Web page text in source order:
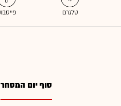
סוף יום המסחר